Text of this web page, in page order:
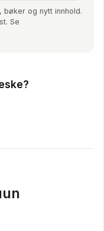
og nytt innhold.
Se